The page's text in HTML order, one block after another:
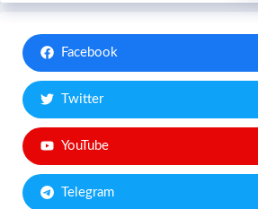
Facebook
Twitter
YouTube
Telegram